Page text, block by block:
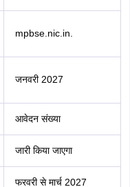
mpbse.nic.in.
जनवरी 2027
आवेदन संख्या
जारी किया जाएगा
फरवरी से मार्च 2027